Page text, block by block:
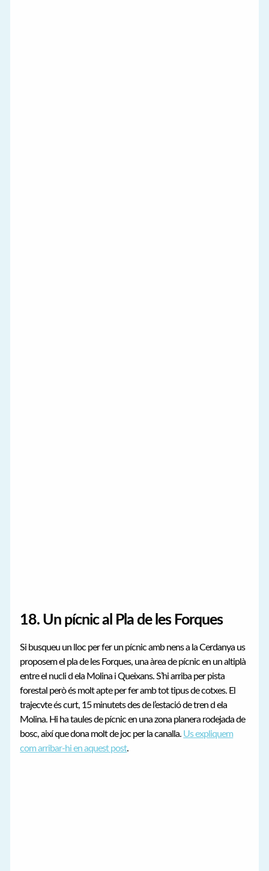
18. Un pícnic al Pla de les Forques
Si busqueu un lloc per fer un pícnic amb nens a la Cerdanya us
proposem el pla de les Forques, una àrea de pícnic en un altiplà
entre el nucli d ela Molina i Queixans. S’hi arriba per pista
forestal però és molt apte per fer amb tot tipus de cotxes. El
trajecvte és curt, 15 minutets des de l’estació de tren d ela
Molina. Hi ha taules de pícnic en una zona planera rodejada de
bosc, així que dona molt de joc per la canalla. Us expliquem
com arribar-hi en aquest post.